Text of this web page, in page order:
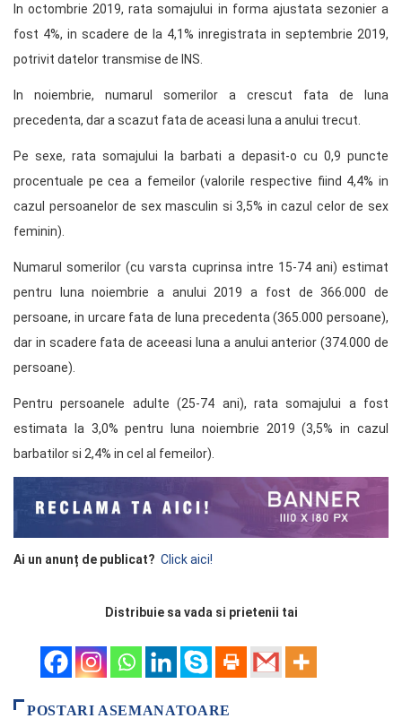
In octombrie 2019, rata somajului in forma ajustata sezonier a
fost 4%, in scadere de la 4,1% inregistrata in septembrie 2019,
potrivit datelor transmise de INS.
In noiembrie, numarul somerilor a crescut fata de luna
precedenta, dar a scazut fata de aceasi luna a anului trecut.
Pe sexe, rata somajului la barbati a depasit-o cu 0,9 puncte
procentuale pe cea a femeilor (valorile respective fiind 4,4% in
cazul persoanelor de sex masculin si 3,5% in cazul celor de sex
feminin).
Numarul somerilor (cu varsta cuprinsa intre 15-74 ani) estimat
pentru luna noiembrie a anului 2019 a fost de 366.000 de
persoane, in urcare fata de luna precedenta (365.000 persoane),
dar in scadere fata de aceeasi luna a anului anterior (374.000 de
persoane).
Pentru persoanele adulte (25-74 ani), rata somajului a fost
estimata la 3,0% pentru luna noiembrie 2019 (3,5% in cazul
barbatilor si 2,4% in cel al femeilor).
Ai un anunț de publicat? Click aici!
Distribuie sa vada si prietenii tai
POSTARI ASEMANATOARE